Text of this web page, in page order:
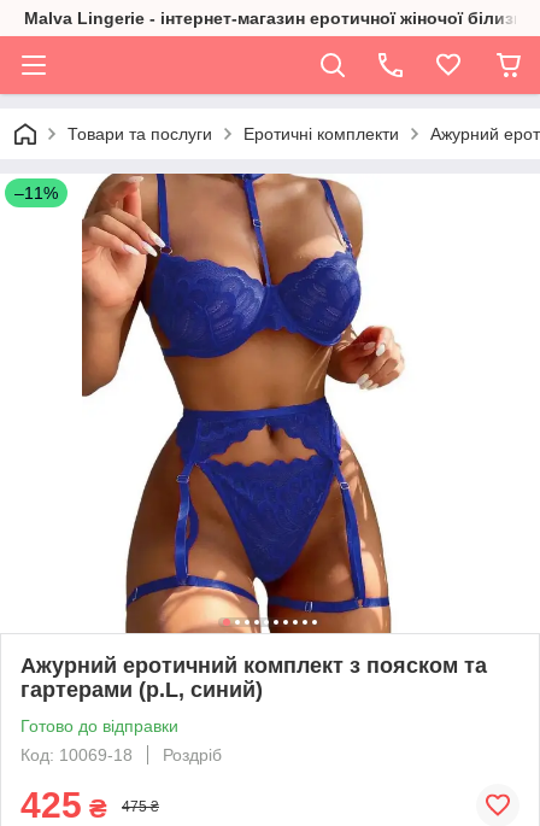
Malva Lingerie - інтернет-магазин еротичної жіночої білизни
Товари та послуги Еротичні комплекти Ажурний
–11%
Ажурний еротичний комплект з пояском та
гартерами (р.L, синий)
Готово до відправки
Код: 10069-18
Роздріб
425 ₴ 475 ₴